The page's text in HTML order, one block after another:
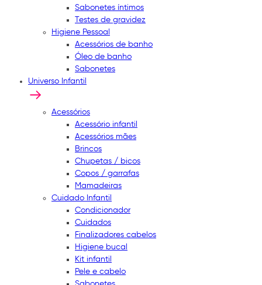
Sabonetes íntimos
Testes de gravidez
Higiene Pessoal
Acessórios de banho
Óleo de banho
Sabonetes
Universo Infantil
Acessórios
Acessório infantil
Acessórios mães
Brincos
Chupetas / bicos
Copos / garrafas
Mamadeiras
Cuidado Infantil
Condicionador
Cuidados
Finalizadores cabelos
Higiene bucal
Kit infantil
Pele e cabelo